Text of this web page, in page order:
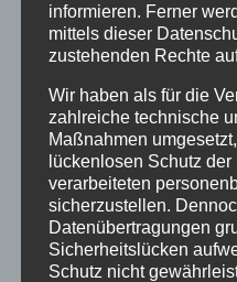
KATEGORIEN
Kategorien
SCHLAGWÖRTER
2023 2024 Allgäu
Charity
cool Corona
dancing
Deine Tanzschule
Ferien
Ferienprogramm
informieren. Ferner
mittels dieser
zustehenden Rechte
Wir haben als für die
zahlreiche technische
Maßnahmen
lückenlosen Schutz
verarbeiteten
sicherzustellen.
Datenübertragungen
Sicherheitslücken
Schutz nicht